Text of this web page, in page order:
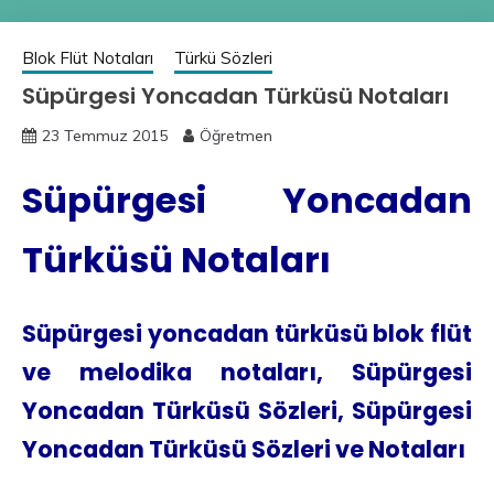
Blok Flüt Notaları Türkü Sözleri
Süpürgesi Yoncadan Türküsü Notaları
23 Temmuz 2015 Öğretmen
Süpürgesi Yoncadan
Türküsü Notaları
Süpürgesi yoncadan türküsü blok flüt
ve melodika notaları, Süpürgesi
Yoncadan Türküsü Sözleri, Süpürgesi
Yoncadan Türküsü Sözleri ve Notaları